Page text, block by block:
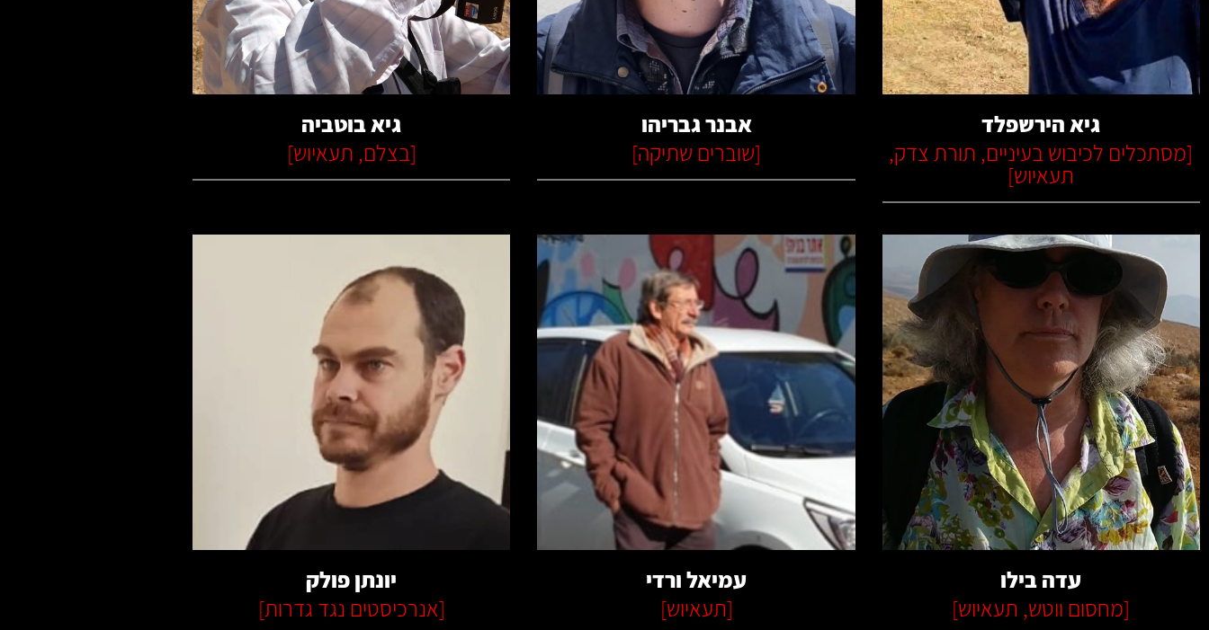
קרא עוד
גיא הירשפלד
[מסתכלים לכיבוש בעיניים, תורת צדק,
תעאיוש]
קרא עוד
אבנר גבריהו
[שוברים שתיקה]
קרא עוד
גיא בוטביה
[בצלם, תעאיוש]
קרא עוד
עדה בילו
[מחסום ווטש, תעאיוש]
קרא עוד
עמיאל ורדי
[תעאיוש]
קרא עוד
יונתן פולק
[אנרכיסטים נגד גדרות]